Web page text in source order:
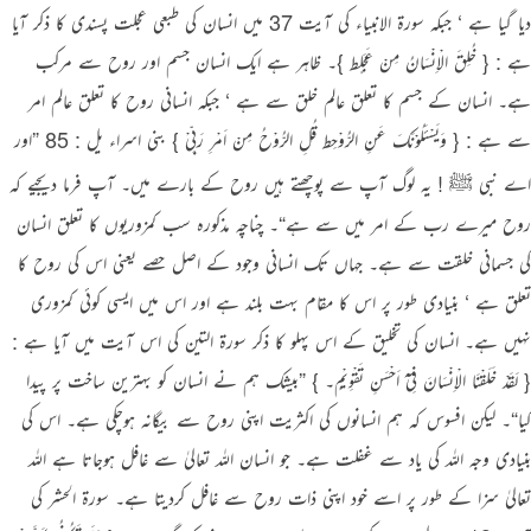
دیا گیا ہے ‘ جبکہ سورة الانبیاء کی آیت 37 میں انسان کی طبعی عجلت پسندی کا ذکر آیا
ہے : { خُلِقَ الْاِنْسَانُ مِنْ عَجَلٍط }۔ ظاہر ہے ایک انسان جسم اور روح سے مرکب
ہے۔ انسان کے جسم کا تعلق عالم خلق سے ہے ‘ جبکہ انسانی روح کا تعلق عالم امر
سے ہے : { وَیَسْئَلُوْنَکَ عَنِ الرُّوْحِط قُلِ الرُّوْحُ مِنْ اَمْرِ رَبِّیْ } بنی اسراء یل : 85 ”اور
اے نبی ﷺ ! یہ لوگ آپ سے پوچھتے ہیں روح کے بارے میں۔ آپ فرما دیجیے کہ
روح میرے رب کے امر میں سے ہے“۔ چناچہ مذکورہ سب کمزوریوں کا تعلق انسان
کی جسمانی خلقت سے ہے۔ جہاں تک انسانی وجود کے اصل حصے یعنی اس کی روح کا
تعلق ہے ‘ بنیادی طور پر اس کا مقام بہت بلند ہے اور اس میں ایسی کوئی کمزوری
نہیں ہے۔ انسان کی تخلیق کے اس پہلو کا ذکر سورة التین کی اس آیت میں آیا ہے :
{ لَقَدْ خَلَقْنَا الْاِنْسَانَ فِیْٓ اَحْسَنِ تَقْوِیْمٍ۔ } ”بیشک ہم نے انسان کو بہترین ساخت پر پیدا
کیا“۔ لیکن افسوس کہ ہم انسانوں کی اکثریت اپنی روح سے بیگانہ ہوچکی ہے۔ اس کی
بنیادی وجہ اللہ کی یاد سے غفلت ہے۔ جو انسان اللہ تعالیٰ سے غافل ہوجاتا ہے اللہ
تعالیٰ سزا کے طور پر اسے خود اپنی ذات روح سے غافل کردیتا ہے۔ سورة الحشر کی